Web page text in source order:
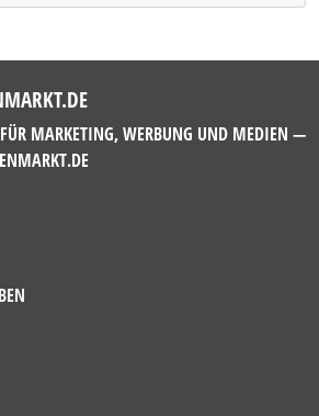
FÜR MARKETING, WERBUNG UND MEDIEN —